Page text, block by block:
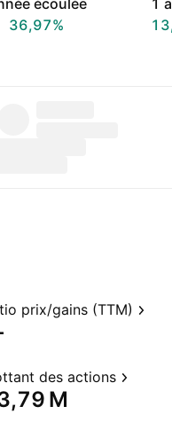
écoulée
36,97%
1
prix/gains (TTM)
des actions
M‬